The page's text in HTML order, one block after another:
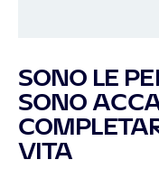
SONO LE
SONO
VITA